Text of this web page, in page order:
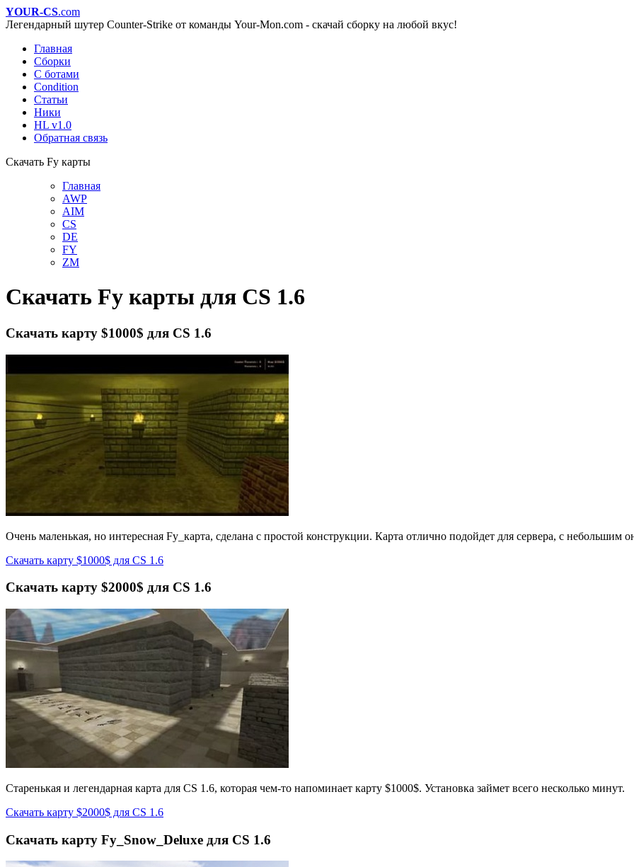
YOUR-CS.com
Легендарный шутер Counter-Strike от команды Your-Mon.com - скачай сборку на любой вкус!
Главная
Сборки
С ботами
Condition
Статьи
Ники
HL v1.0
Обратная связь
Скачать Fy карты
Главная
AWP
AIM
CS
DE
FY
ZM
Скачать Fy карты для CS 1.6
Скачать карту $1000$ для CS 1.6
Очень маленькая, но интересная Fy_карта, сделана с простой конструкции. Карта отлично подойдет для сервера, с небольшим
Скачать карту $1000$ для CS 1.6
Скачать карту $2000$ для CS 1.6
Старенькая и легендарная карта для CS 1.6, которая чем-то напоминает карту $1000$. Установка займет всего несколько минут.
Скачать карту $2000$ для CS 1.6
Скачать карту Fy_Snow_Deluxe для CS 1.6